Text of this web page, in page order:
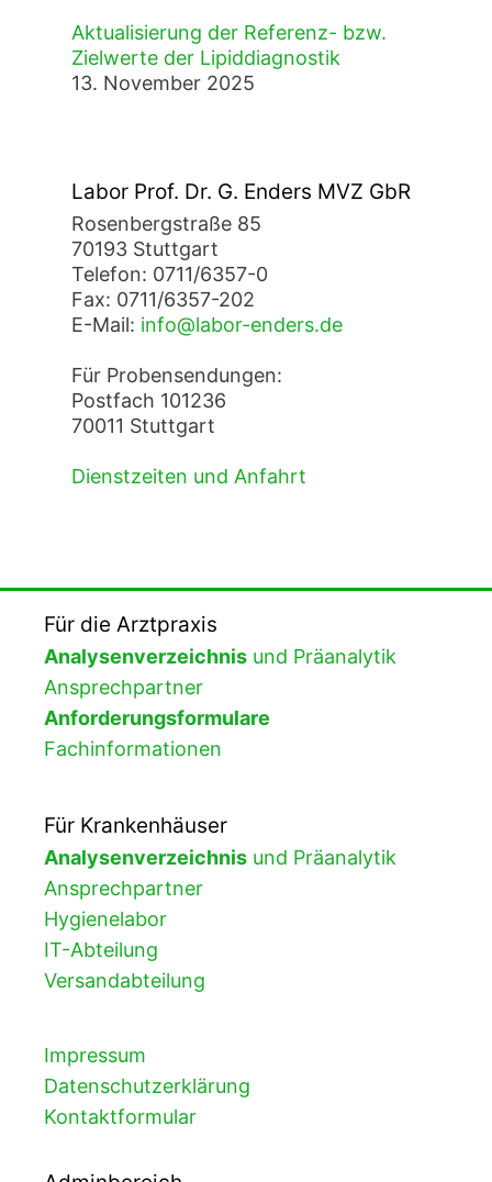
Aktualisierung der Referenz- bzw.
Zielwerte der Lipiddiagnostik
13. November 2025
Labor Prof. Dr. G. Enders MVZ GbR
Rosenbergstraße 85
70193 Stuttgart
Telefon: 0711/6357-0
Fax: 0711/6357-202
E-Mail: info@labor-enders.de
Für Probensendungen:
Postfach 101236
70011 Stuttgart
Dienstzeiten und Anfahrt
Für die Arztpraxis
Analysenverzeichnis und Präanalytik
Ansprechpartner
Anforderungsformulare
Fachinformationen
Für Krankenhäuser
Analysenverzeichnis und Präanalytik
Ansprechpartner
Hygienelabor
IT-Abteilung
Versandabteilung
Impressum
Datenschutzerklärung
Kontaktformular